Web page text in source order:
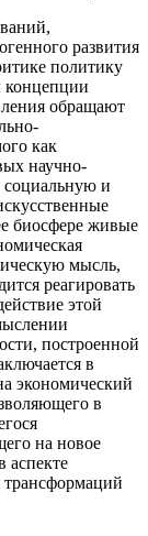
развития
политику
обращают
как
научно-
социальную и
биосфере живые
мысль,
реагировать
этой
построенной
в
экономический
в
на новое
аспекте